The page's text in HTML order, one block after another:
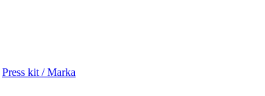
Press kit / Marka